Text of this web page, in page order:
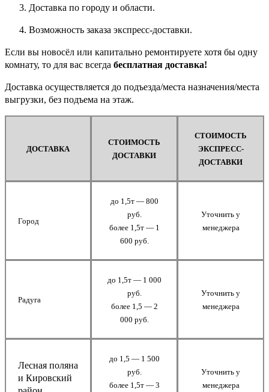
Доставка по городу и области.
Возможность заказа экспресс-доставки.
Если вы новосёл или капитально ремонтируете хотя бы одну
комнату, то для вас всегда бесплатная доставка!
Доставка осуществляется до подъезда/места назначения/места
выгрузки, без подъема на этаж.
ДОСТАВКА
СТОИМОСТЬ
ДОСТАВКИ
СТОИМОСТЬ
ЭКСПРЕСС-
ДОСТАВКИ
Город
до 1,5т — 800
руб.
более 1,5т — 1
600 руб.
Уточнить у
менеджера
Радуга
до 1,5т — 1 000
руб.
более 1,5 — 2
000 руб.
Уточнить у
менеджера
Лесная поляна
и Кировский
до 1,5 — 1 500
руб.
более 1,5т — 3
Уточнить у
менеджера